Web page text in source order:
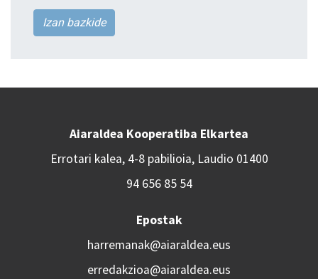
Izan bazkide
Aiaraldea Kooperatiba Elkartea
Errotari kalea, 4-8 pabilioia, Laudio 01400
94 656 85 54
Epostak
harremanak@aiaraldea.eus
erredakzioa@aiaraldea.eus